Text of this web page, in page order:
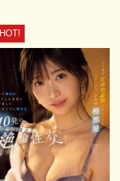
HOT!